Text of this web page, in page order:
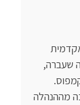
שעברה,
מההנהלה